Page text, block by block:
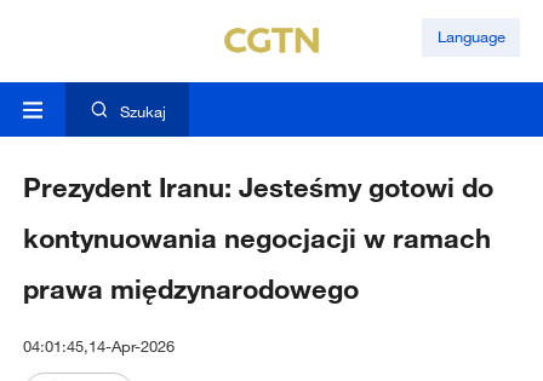
Language
Szukaj
Prezydent Iranu: Jesteśmy gotowi do
kontynuowania negocjacji w ramach
prawa międzynarodowego
04:01:45,14-Apr-2026